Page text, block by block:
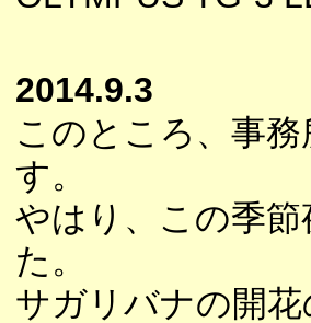
2014.9.3
このところ、事
す。
やはり、この季
た。
サガリバナの開